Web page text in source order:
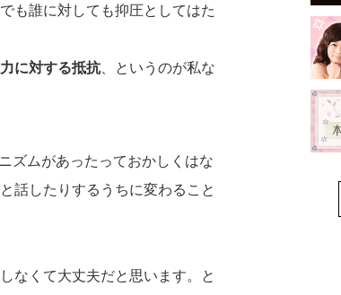
も誰に対しても抑圧としてはた
に対する抵抗、というのが私な
ズムがあったっておかしくはな
話したりするうちに変わること
なくて大丈夫だと思います。と